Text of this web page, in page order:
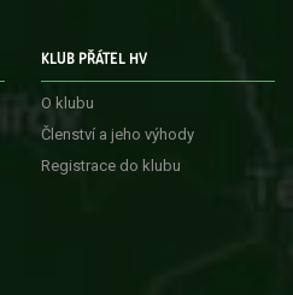
KLUB PŘÁTEL HV
O klubu
Členství a jeho výhody
Registrace do klubu